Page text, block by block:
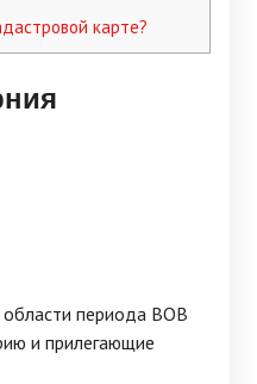
карте?
периода ВОВ
и прилегающие